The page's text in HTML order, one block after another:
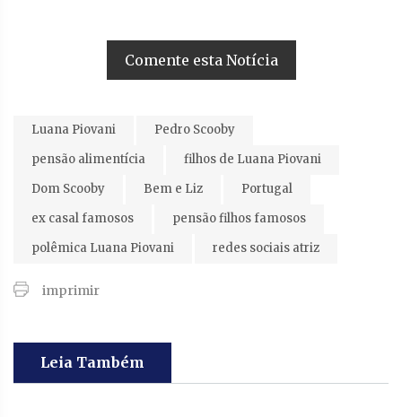
Comente esta Notícia
Luana Piovani
Pedro Scooby
pensão alimentícia
filhos de Luana Piovani
Dom Scooby
Bem e Liz
Portugal
ex casal famosos
pensão filhos famosos
polêmica Luana Piovani
redes sociais atriz
imprimir
Leia Também